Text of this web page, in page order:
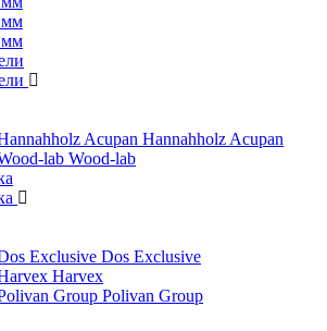
мм
мм
Hannahholz Acupan
Wood-lab
Dos Exclusive
Harvex
Polivan Group